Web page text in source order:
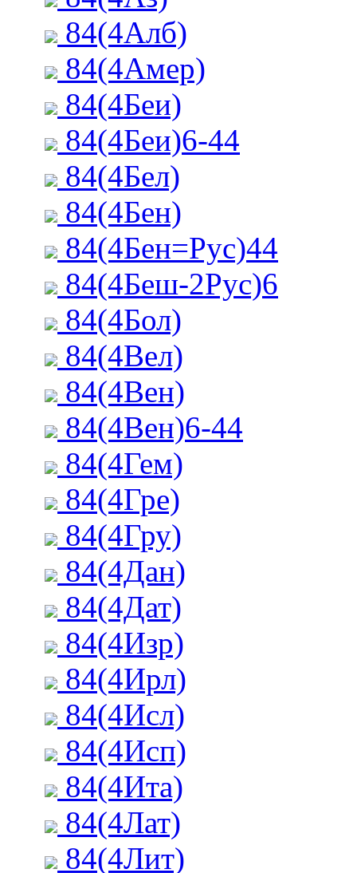
84(4Алб)
84(4Амер)
84(4Беи)
84(4Беи)6-44
84(4Бел)
84(4Бен)
84(4Бен=Рус)44
84(4Беш-2Рус)6
84(4Бол)
84(4Вел)
84(4Вен)
84(4Вен)6-44
84(4Гем)
84(4Гре)
84(4Гру)
84(4Дан)
84(4Дат)
84(4Изр)
84(4Ирл)
84(4Исл)
84(4Исп)
84(4Ита)
84(4Лат)
84(4Лит)